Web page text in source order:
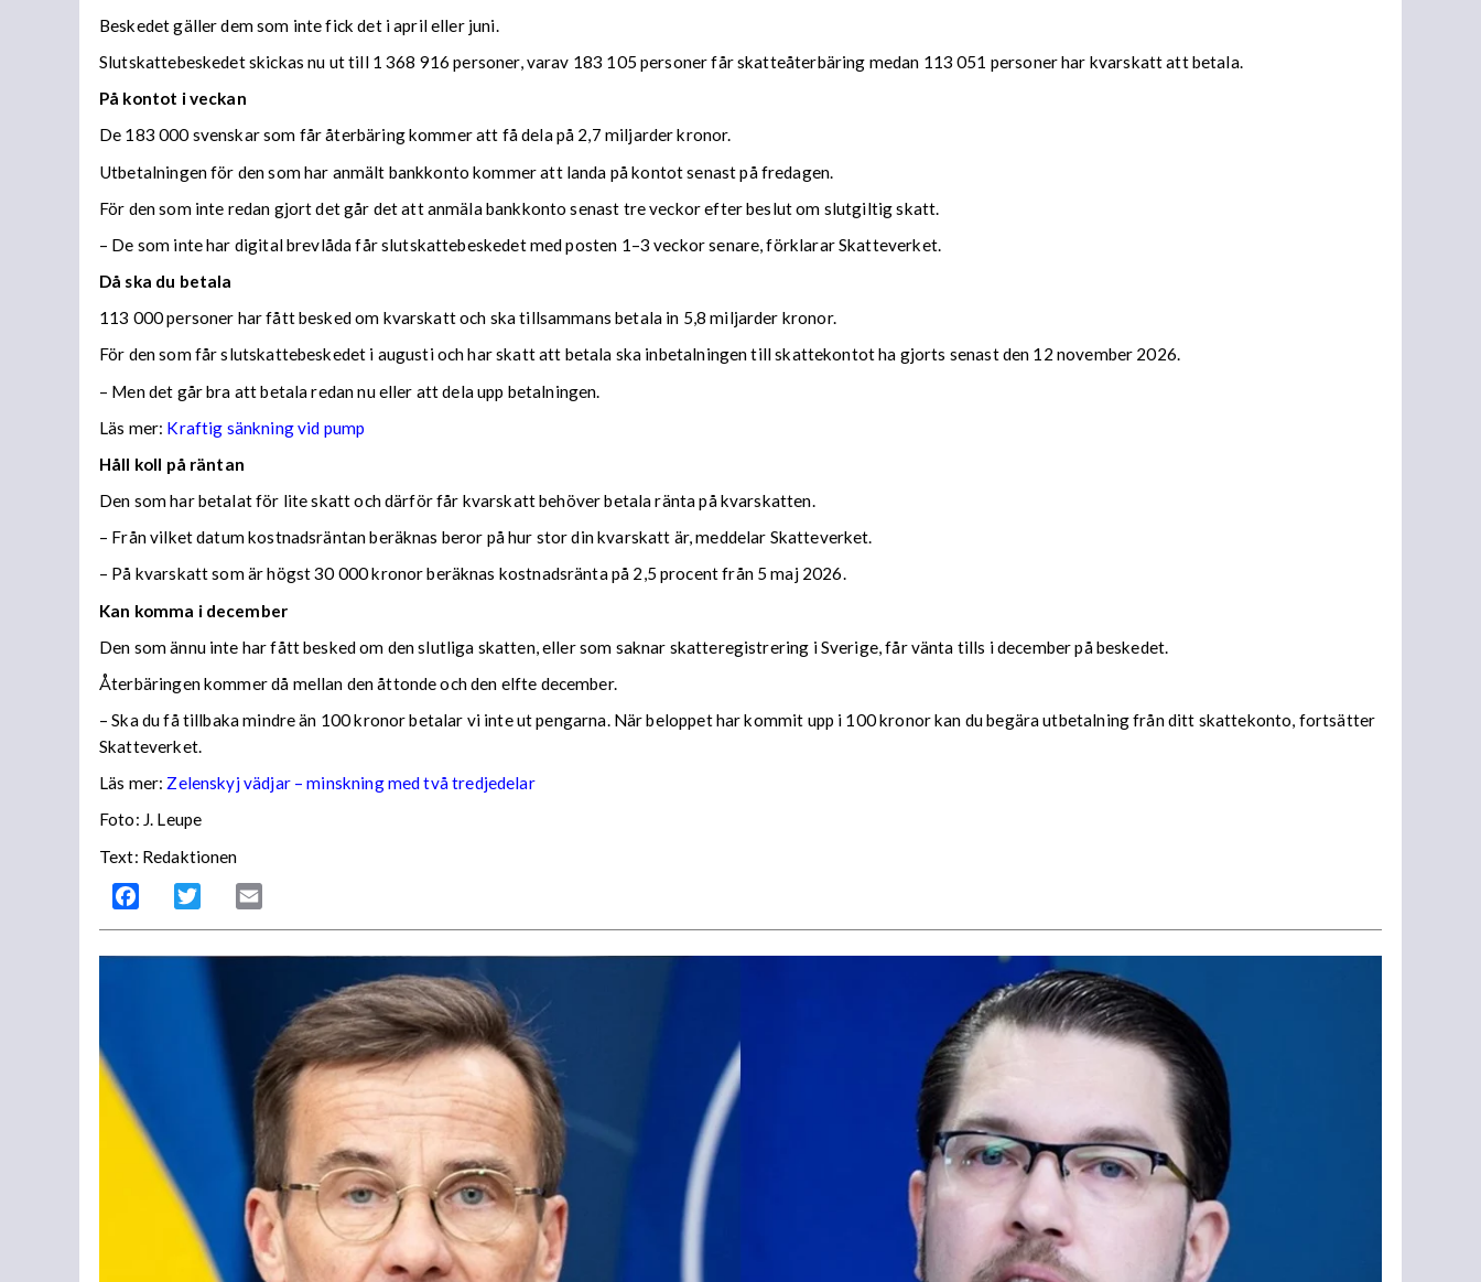
Beskedet gäller dem som inte fick det i april eller juni.
Slutskattebeskedet skickas nu ut till 1 368 916 personer, varav 183 105 personer får skatteåterbäring medan 113 051 personer har kvarskatt att betala.
På kontot i veckan
De 183 000 svenskar som får återbäring kommer att få dela på 2,7 miljarder kronor.
Utbetalningen för den som har anmält bankkonto kommer att landa på kontot senast på fredagen.
För den som inte redan gjort det går det att anmäla bankkonto senast tre veckor efter beslut om slutgiltig skatt.
– De som inte har digital brevlåda får slutskattebeskedet med posten 1–3 veckor senare, förklarar Skatteverket.
Då ska du betala
113 000 personer har fått besked om kvarskatt och ska tillsammans betala in 5,8 miljarder kronor.
För den som får slutskattebeskedet i augusti och har skatt att betala ska inbetalningen till skattekontot ha gjorts senast den 12 november 2026.
– Men det går bra att betala redan nu eller att dela upp betalningen.
Läs mer: Kraftig sänkning vid pump
Håll koll på räntan
Den som har betalat för lite skatt och därför får kvarskatt behöver betala ränta på kvarskatten.
– Från vilket datum kostnadsräntan beräknas beror på hur stor din kvarskatt är, meddelar Skatteverket.
– På kvarskatt som är högst 30 000 kronor beräknas kostnadsränta på 2,5 procent från 5 maj 2026.
Kan komma i december
Den som ännu inte har fått besked om den slutliga skatten, eller som saknar skatteregistrering i Sverige, får vänta tills i december på beskedet.
Återbäringen kommer då mellan den åttonde och den elfte december.
– Ska du få tillbaka mindre än 100 kronor betalar vi inte ut pengarna. När beloppet har kommit upp i 100 kronor kan du begära utbetalning från ditt skattekonto, fortsätter
Skatteverket.
Läs mer: Zelenskyj vädjar – minskning med två tredjedelar
Foto: J. Leupe
Text: Redaktionen
Facebook Twitter